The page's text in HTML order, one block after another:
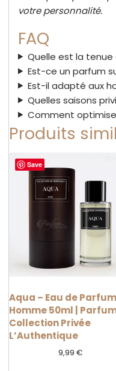
votre personnalité.
FAQ
Quelle est la tenue
Est-ce un parfum
Est-il adapté aux
Quelles saisons
Comment
Produits
Save
Aqua – Eau de Parfum
Homme 50ml |
Collection Privée
L’Authentique
9,99€